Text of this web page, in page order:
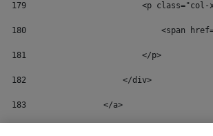
179
<p
180
<span
181
                        </p>
182
                    </div>
183
                </a>